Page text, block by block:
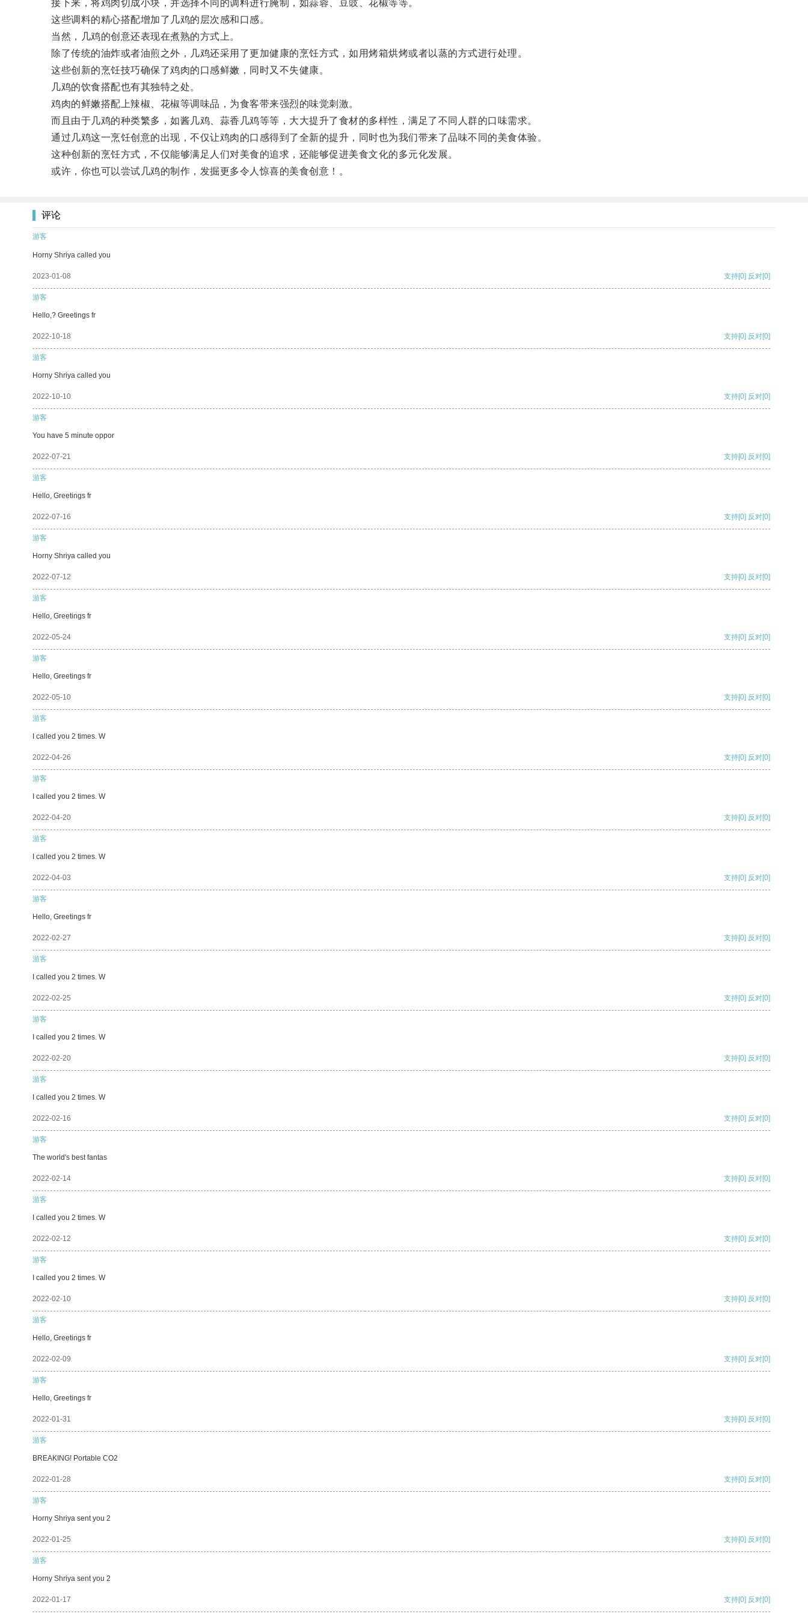
接下来，将鸡肉切成小块，并选择不同的调料进行腌制，如蒜蓉、豆豉、花椒等等。
这些调料的精心搭配增加了几鸡的层次感和口感。
当然，几鸡的创意还表现在煮熟的方式上。
除了传统的油炸或者油煎之外，几鸡还采用了更加健康的烹饪方式，如用烤箱烘烤或者以蒸的方式进行处理。
这些创新的烹饪技巧确保了鸡肉的口感鲜嫩，同时又不失健康。
几鸡的饮食搭配也有其独特之处。
鸡肉的鲜嫩搭配上辣椒、花椒等调味品，为食客带来强烈的味觉刺激。
而且由于几鸡的种类繁多，如酱几鸡、蒜香几鸡等等，大大提升了食材的多样性，满足了不同人群的口味需求。
通过几鸡这一烹饪创意的出现，不仅让鸡肉的口感得到了全新的提升，同时也为我们带来了品味不同的美食体验。
这种创新的烹饪方式，不仅能够满足人们对美食的追求，还能够促进美食文化的多元化发展。
或许，你也可以尝试几鸡的制作，发掘更多令人惊喜的美食创意！。
评论
游客
Horny Shriya called you
2023-01-08 支持[0] 反对[0]
游客
Hello,? Greetings fr
2022-10-18 支持[0] 反对[0]
游客
Horny Shriya called you
2022-10-10 支持[0] 反对[0]
游客
You have 5 minute oppor
2022-07-21 支持[0] 反对[0]
游客
Hello, Greetings fr
2022-07-16 支持[0] 反对[0]
游客
Horny Shriya called you
2022-07-12 支持[0] 反对[0]
游客
Hello, Greetings fr
2022-05-24 支持[0] 反对[0]
游客
Hello, Greetings fr
2022-05-10 支持[0] 反对[0]
游客
I called you 2 times. W
2022-04-26 支持[0] 反对[0]
游客
I called you 2 times. W
2022-04-20 支持[0] 反对[0]
游客
I called you 2 times. W
2022-04-03 支持[0] 反对[0]
游客
Hello, Greetings fr
2022-02-27 支持[0] 反对[0]
游客
I called you 2 times. W
2022-02-25 支持[0] 反对[0]
游客
I called you 2 times. W
2022-02-20 支持[0] 反对[0]
游客
I called you 2 times. W
2022-02-16 支持[0] 反对[0]
游客
The world's best fantas
2022-02-14 支持[0] 反对[0]
游客
I called you 2 times. W
2022-02-12 支持[0] 反对[0]
游客
I called you 2 times. W
2022-02-10 支持[0] 反对[0]
游客
Hello, Greetings fr
2022-02-09 支持[0] 反对[0]
游客
Hello, Greetings fr
2022-01-31 支持[0] 反对[0]
游客
BREAKING! Portable CO2
2022-01-28 支持[0] 反对[0]
游客
Horny Shriya sent you 2
2022-01-25 支持[0] 反对[0]
游客
Horny Shriya sent you 2
2022-01-17 支持[0] 反对[0]